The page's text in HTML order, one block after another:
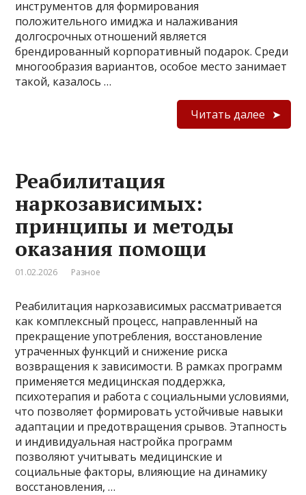
инструментов для формирования
положительного имиджа и налаживания
долгосрочных отношений является
брендированный корпоративный подарок. Среди
многообразия вариантов, особое место занимает
такой, казалось …
Читать далее
Реабилитация
наркозависимых:
принципы и методы
оказания помощи
01.02.2026 Разное
Реабилитация наркозависимых рассматривается
как комплексный процесс, направленный на
прекращение употребления, восстановление
утраченных функций и снижение риска
возвращения к зависимости. В рамках программ
применяется медицинская поддержка,
психотерапия и работа с социальными условиями,
что позволяет формировать устойчивые навыки
адаптации и предотвращения срывов. Этапность
и индивидуальная настройка программ
позволяют учитывать медицинские и
социальные факторы, влияющие на динамику
восстановления, …